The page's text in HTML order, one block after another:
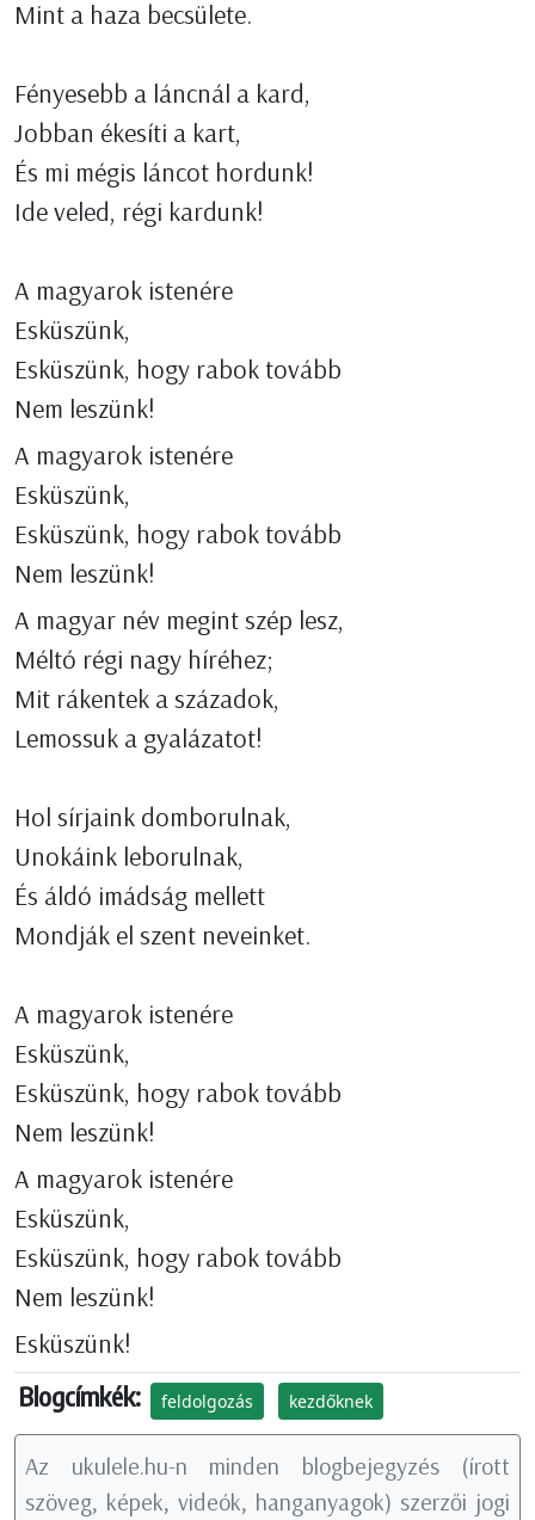
Mint a haza becsülete.
Fényesebb a láncnál a kard,
Jobban ékesíti a kart,
És mi mégis láncot hordunk!
Ide veled, régi kardunk!
A magyarok istenére
Esküszünk,
Esküszünk, hogy rabok tovább
Nem leszünk!
A magyarok istenére
Esküszünk,
Esküszünk, hogy rabok tovább
Nem leszünk!
A magyar név megint szép lesz,
Méltó régi nagy híréhez;
Mit rákentek a századok,
Lemossuk a gyalázatot!
Hol sírjaink domborulnak,
Unokáink leborulnak,
És áldó imádság mellett
Mondják el szent neveinket.
A magyarok istenére
Esküszünk,
Esküszünk, hogy rabok tovább
Nem leszünk!
A magyarok istenére
Esküszünk,
Esküszünk, hogy rabok tovább
Nem leszünk!
Esküszünk!
Blogcímkék: feldolgozás kezdőknek
Az ukulele.hu-n minden blogbejegyzés (írott
szöveg, képek, videók, hanganyagok) szerzői jogi